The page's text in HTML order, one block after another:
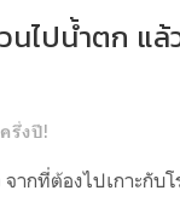
นไปน้ำตก แล้
รึ่งปี!
ากที่ต้องไปเกาะกับโ